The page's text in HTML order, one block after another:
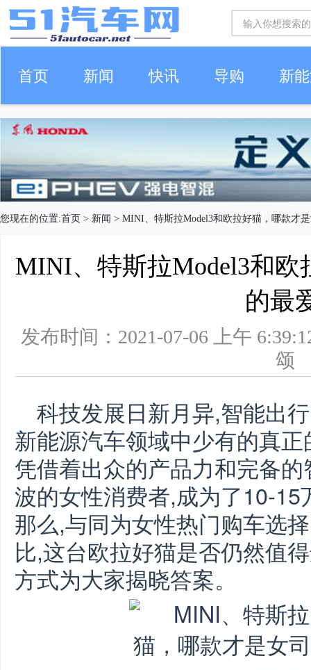
首页 新闻 快讯 导购 新
车生活
您现在的位置:首页 > 新闻 > MINI、特斯拉Model3和欧拉好猫，哪款才
MINI、特斯拉Model3和
的最
发布时间：2021-07-06 上午
科技发展日新月异,智能出
新能源汽车领域中少有的真
凭借着出众的产品力和完备
波的女性消费者,成为了10-
那么,与同为女性热门购车选
比,这台欧拉好猫是否仍然值
方式为大家揭晓答案。